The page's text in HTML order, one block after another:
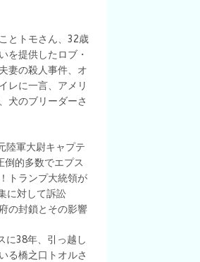
とトモさん、32歳
を提供したロブ・
妻の殺人事件、オ
レに一言、アメリ
犬のブリーダーさ
陸軍大尉キャプテ
倒的多数でエプス
トランプ大統領が
に対して訴訟
の封鎖とその影響
に38年、引っ越し
る橋之口トオルさ